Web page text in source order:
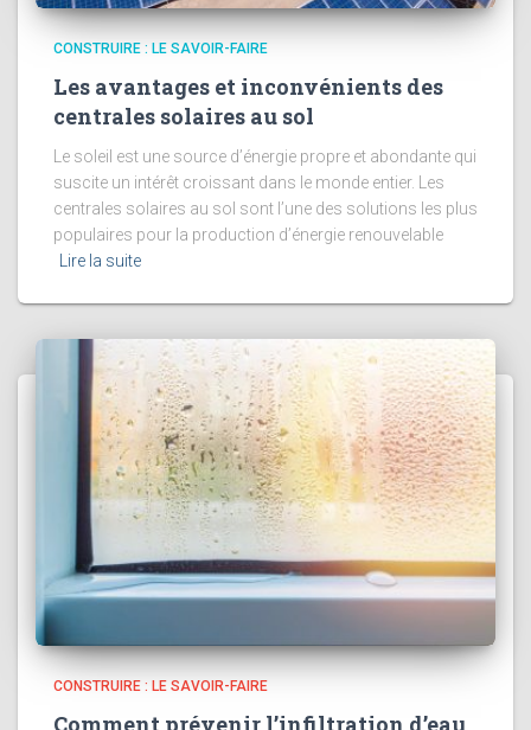
CONSTRUIRE : LE SAVOIR-FAIRE
Les avantages et inconvénients des
centrales solaires au sol
Le soleil est une source d’énergie propre et abondante qui
suscite un intérêt croissant dans le monde entier. Les
centrales solaires au sol sont l’une des solutions les plus
populaires pour la production d’énergie renouvelable
Lire la suite
CONSTRUIRE : LE SAVOIR-FAIRE
Comment prévenir l’infiltration d’eau